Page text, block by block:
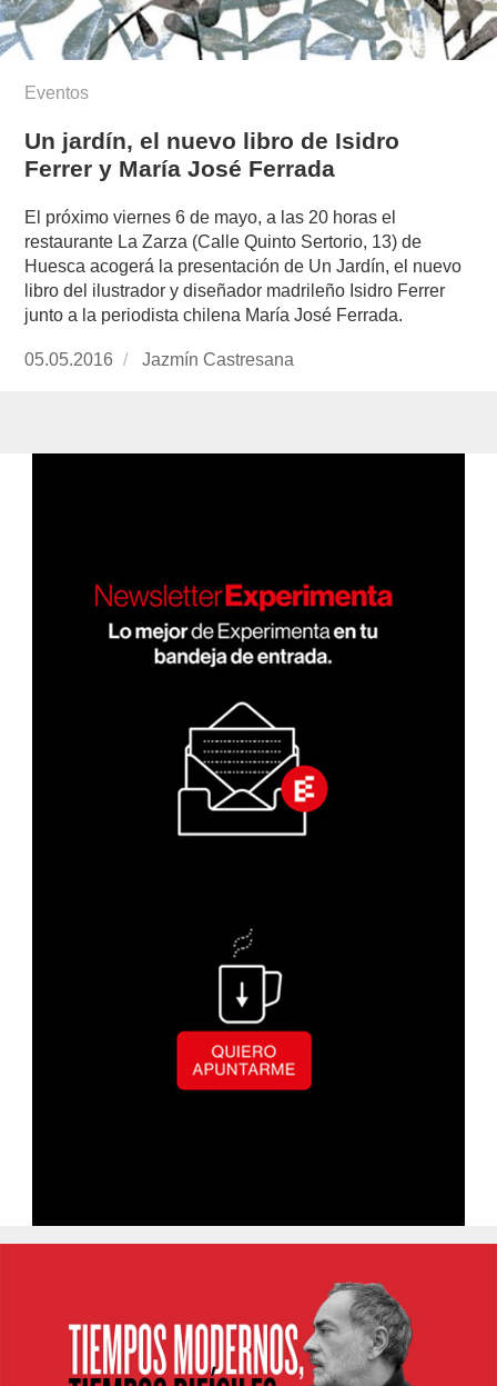
Eventos
Un jardín, el nuevo libro de Isidro
Ferrer y María José Ferrada
El próximo viernes 6 de mayo, a las 20 horas el
restaurante La Zarza (Calle Quinto Sertorio, 13) de
Huesca acogerá la presentación de Un Jardín, el nuevo
libro del ilustrador y diseñador madrileño Isidro Ferrer
junto a la periodista chilena María José Ferrada.
Publicado
05.05.2016
https://www.experimenta.es/author/jazmin-
Jazmín Castresana